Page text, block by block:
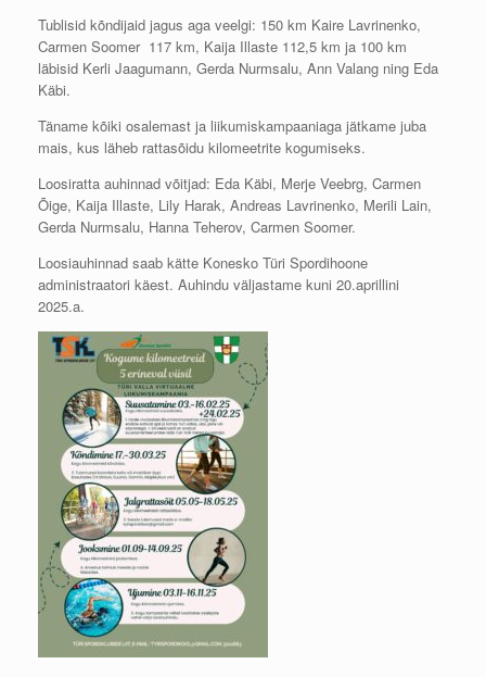
Tublisid kõndijaid jagus aga veelgi: 150 km Kaire Lavrinenko,
Carmen Soomer 117 km, Kaija Illaste 112,5 km ja 100 km
läbisid Kerli Jaagumann, Gerda Nurmsalu, Ann Valang ning Eda
Käbi.
Täname kõiki osalemast ja liikumiskampaaniaga jätkame juba
mais, kus läheb rattasõidu kilomeetrite kogumiseks.
Loosiratta auhinnad võitjad: Eda Käbi, Merje Veebrg, Carmen
Õige, Kaija Illaste, Lily Harak, Andreas Lavrinenko, Merili Lain,
Gerda Nurmsalu, Hanna Teherov, Carmen Soomer.
Loosiauhinnad saab kätte Konesko Türi Spordihoone
administraatori käest. Auhindu väljastame kuni 20.aprillini
2025.a.